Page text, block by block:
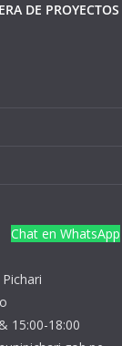
DE PROYECTOS
Chat en WhatsApp
15:00-18:00